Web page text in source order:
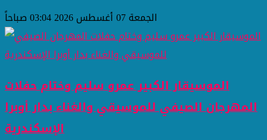
الجمعة 07 أغسطس 2026 03:04 صباحاً
الموسيقار الكبير عمرو سليم وختام حفلات
المهرجان الصيفي للموسيقي والغناء بدار أوبرا
الإسكندرية